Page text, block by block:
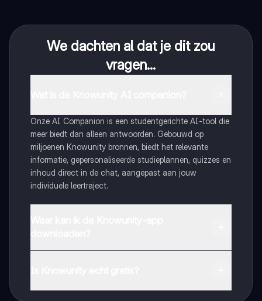
We dachten al dat je dit zou
vragen...
Onze AI Companion is een studentgerichte AI-tool die
meer biedt dan alleen antwoorden. Gebouwd op
miljoenen Knowunity bronnen, biedt het relevante
informatie, gepersonaliseerde studieplannen, quizzes en
inhoud direct in de chat, aangepast aan jouw
individuele leertraject.